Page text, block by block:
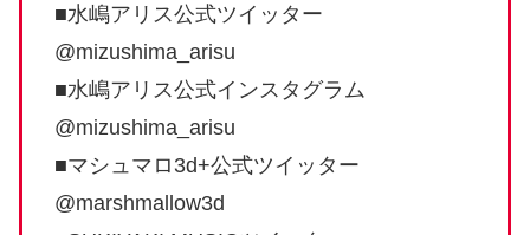
■水嶋アリス公式ツイッター
@mizushima_arisu
■水嶋アリス公式インスタグラム
@mizushima_arisu
■マシュマロ3d+公式ツイッター
@marshmallow3d